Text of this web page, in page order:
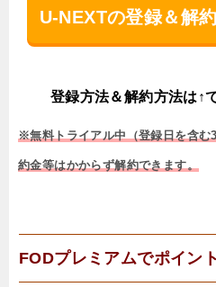
U-NEXTの登録＆解
登録方法＆解約方法は↑
※無料トライアル中（登録日を含む
約金等はかからず解約できます。
FODプレミアムでポイン